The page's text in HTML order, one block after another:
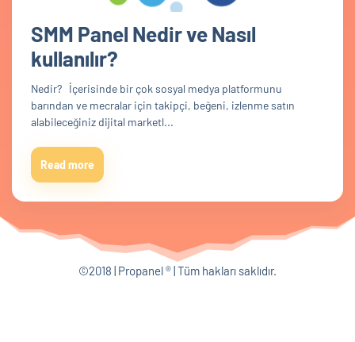
SMM Panel Nedir ve Nasıl
kullanılır?
Nedir? İçerisinde bir çok sosyal medya platformunu
barından ve mecralar için takipçi, beğeni, izlenme satın
alabileceğiniz dijital marketl...
Read more
©2018 | Propanel ® | Tüm hakları saklıdır.